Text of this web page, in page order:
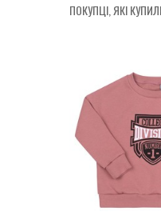
ПОКУПЦІ, ЯКІ